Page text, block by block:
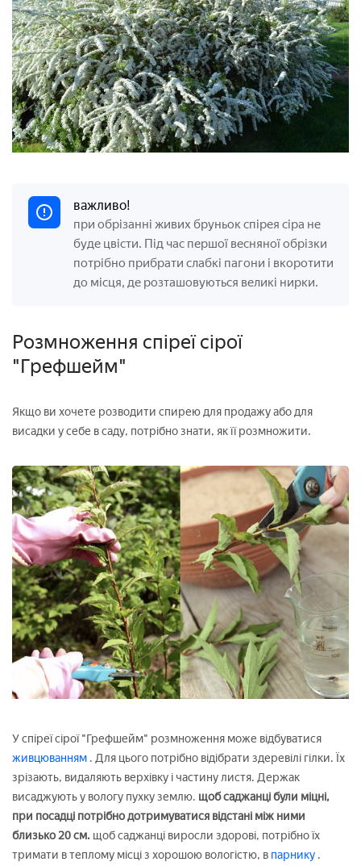
важливо!
при обрізанні живих бруньок спірея сіра не
буде цвісти. Під час першої весняної обрізки
потрібно прибрати слабкі пагони і вкоротити
до місця, де розташовуються великі нирки.
Розмноження спіреї сірої
"Грефшейм"
Якщо ви хочете розводити спирею для продажу або для
висадки у себе в саду, потрібно знати, як її розмножити.
У спіреї сірої "Грефшейм" розмноження може відбуватися
живцюванням . Для цього потрібно відібрати здеревілі гілки. Їх
зрізають, видаляють верхівку і частину листя. Держак
висаджують у вологу пухку землю. щоб саджанці були міцні,
при посадці потрібно дотримуватися відстані між ними
близько 20 см. щоб саджанці виросли здорові, потрібно їх
тримати в теплому місці з хорошою вологістю, в парнику .